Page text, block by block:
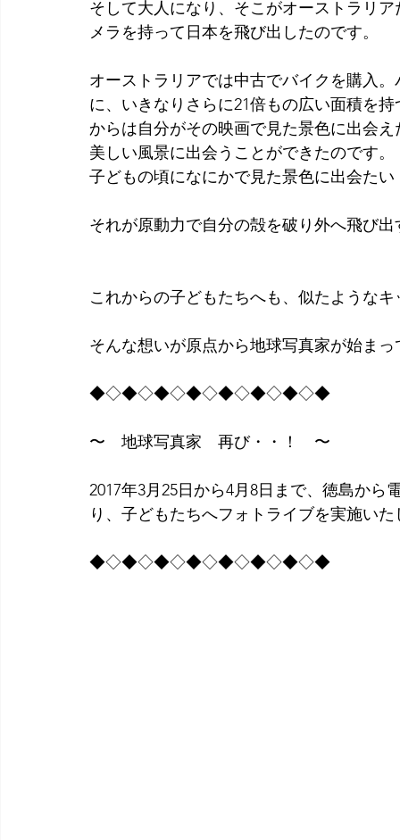
そして大人になり、そこがオーストラリ
メラを持って日本を飛び出したのです。
オーストラリアでは中古でバイクを購入
に、いきなりさらに21倍もの広い面積を
からは自分がその映画で見た景色に出会
美しい風景に出会うことができたのです。
子どもの頃になにかで見た景色に出会たい
それが原動力で自分の殻を破り外へ飛び
これからの子どもたちへも、似たような
そんな想いが原点から地球写真家が始まっ
◆◇◆◇◆◇◆◇◆◇◆◇◆◇◆
〜　地球写真家　再び・・！　〜
2017年3月25日から4月8日まで、徳島か
り、子どもたちへフォトライブを実施いた
◆◇◆◇◆◇◆◇◆◇◆◇◆◇◆